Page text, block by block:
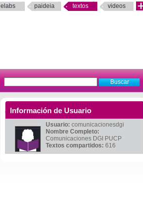
elabs paideia textos videos
Información de Usuario
Usuario: comunicacionesdgi
Nombre Completo:
Comunicaciones DGI PUCP
Textos compartidos: 616